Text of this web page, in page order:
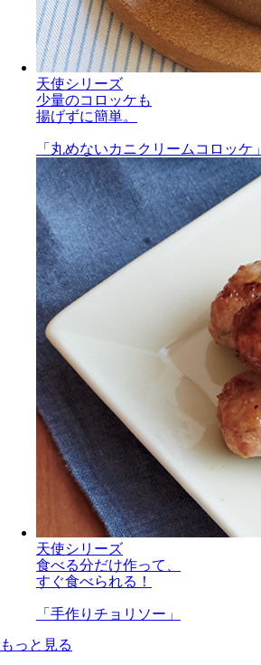
天使シリーズ
少量のコロッケも
揚げずに簡単。
「丸めないカニクリームコロッケ」
天使シリーズ
食べる分だけ作って、
すぐ食べられる！
「手作りチョリソー」
もっと見る